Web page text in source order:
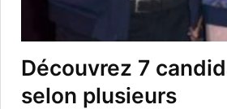
Découvrez 7
selon plusieurs